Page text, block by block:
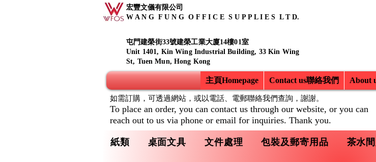
宏豐文儀有限公司
W A N G F U N G O F F I C E S U P P L I E S L T D.
屯門建榮街33號建榮工業大廈14樓01室
Unit 1401, Kin Wing Industrial Building, 33 Kin Wing
St, Tuen Mun, Hong Kong
主頁Homepage Contact us聯絡我們 About
紙類 桌面文具 文件處理 包裝及郵寄用品 茶水
如需訂購，可透過網站，或以電話、電郵聯絡我們查詢， 謝謝。
To place an order, you can contact us through our website, or you can
reach out to us via phone or email for inquiries. Thank you.